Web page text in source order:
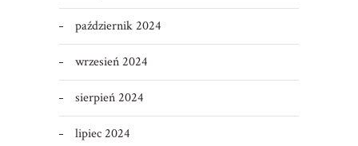
październik 2024
wrzesień 2024
sierpień 2024
lipiec 2024